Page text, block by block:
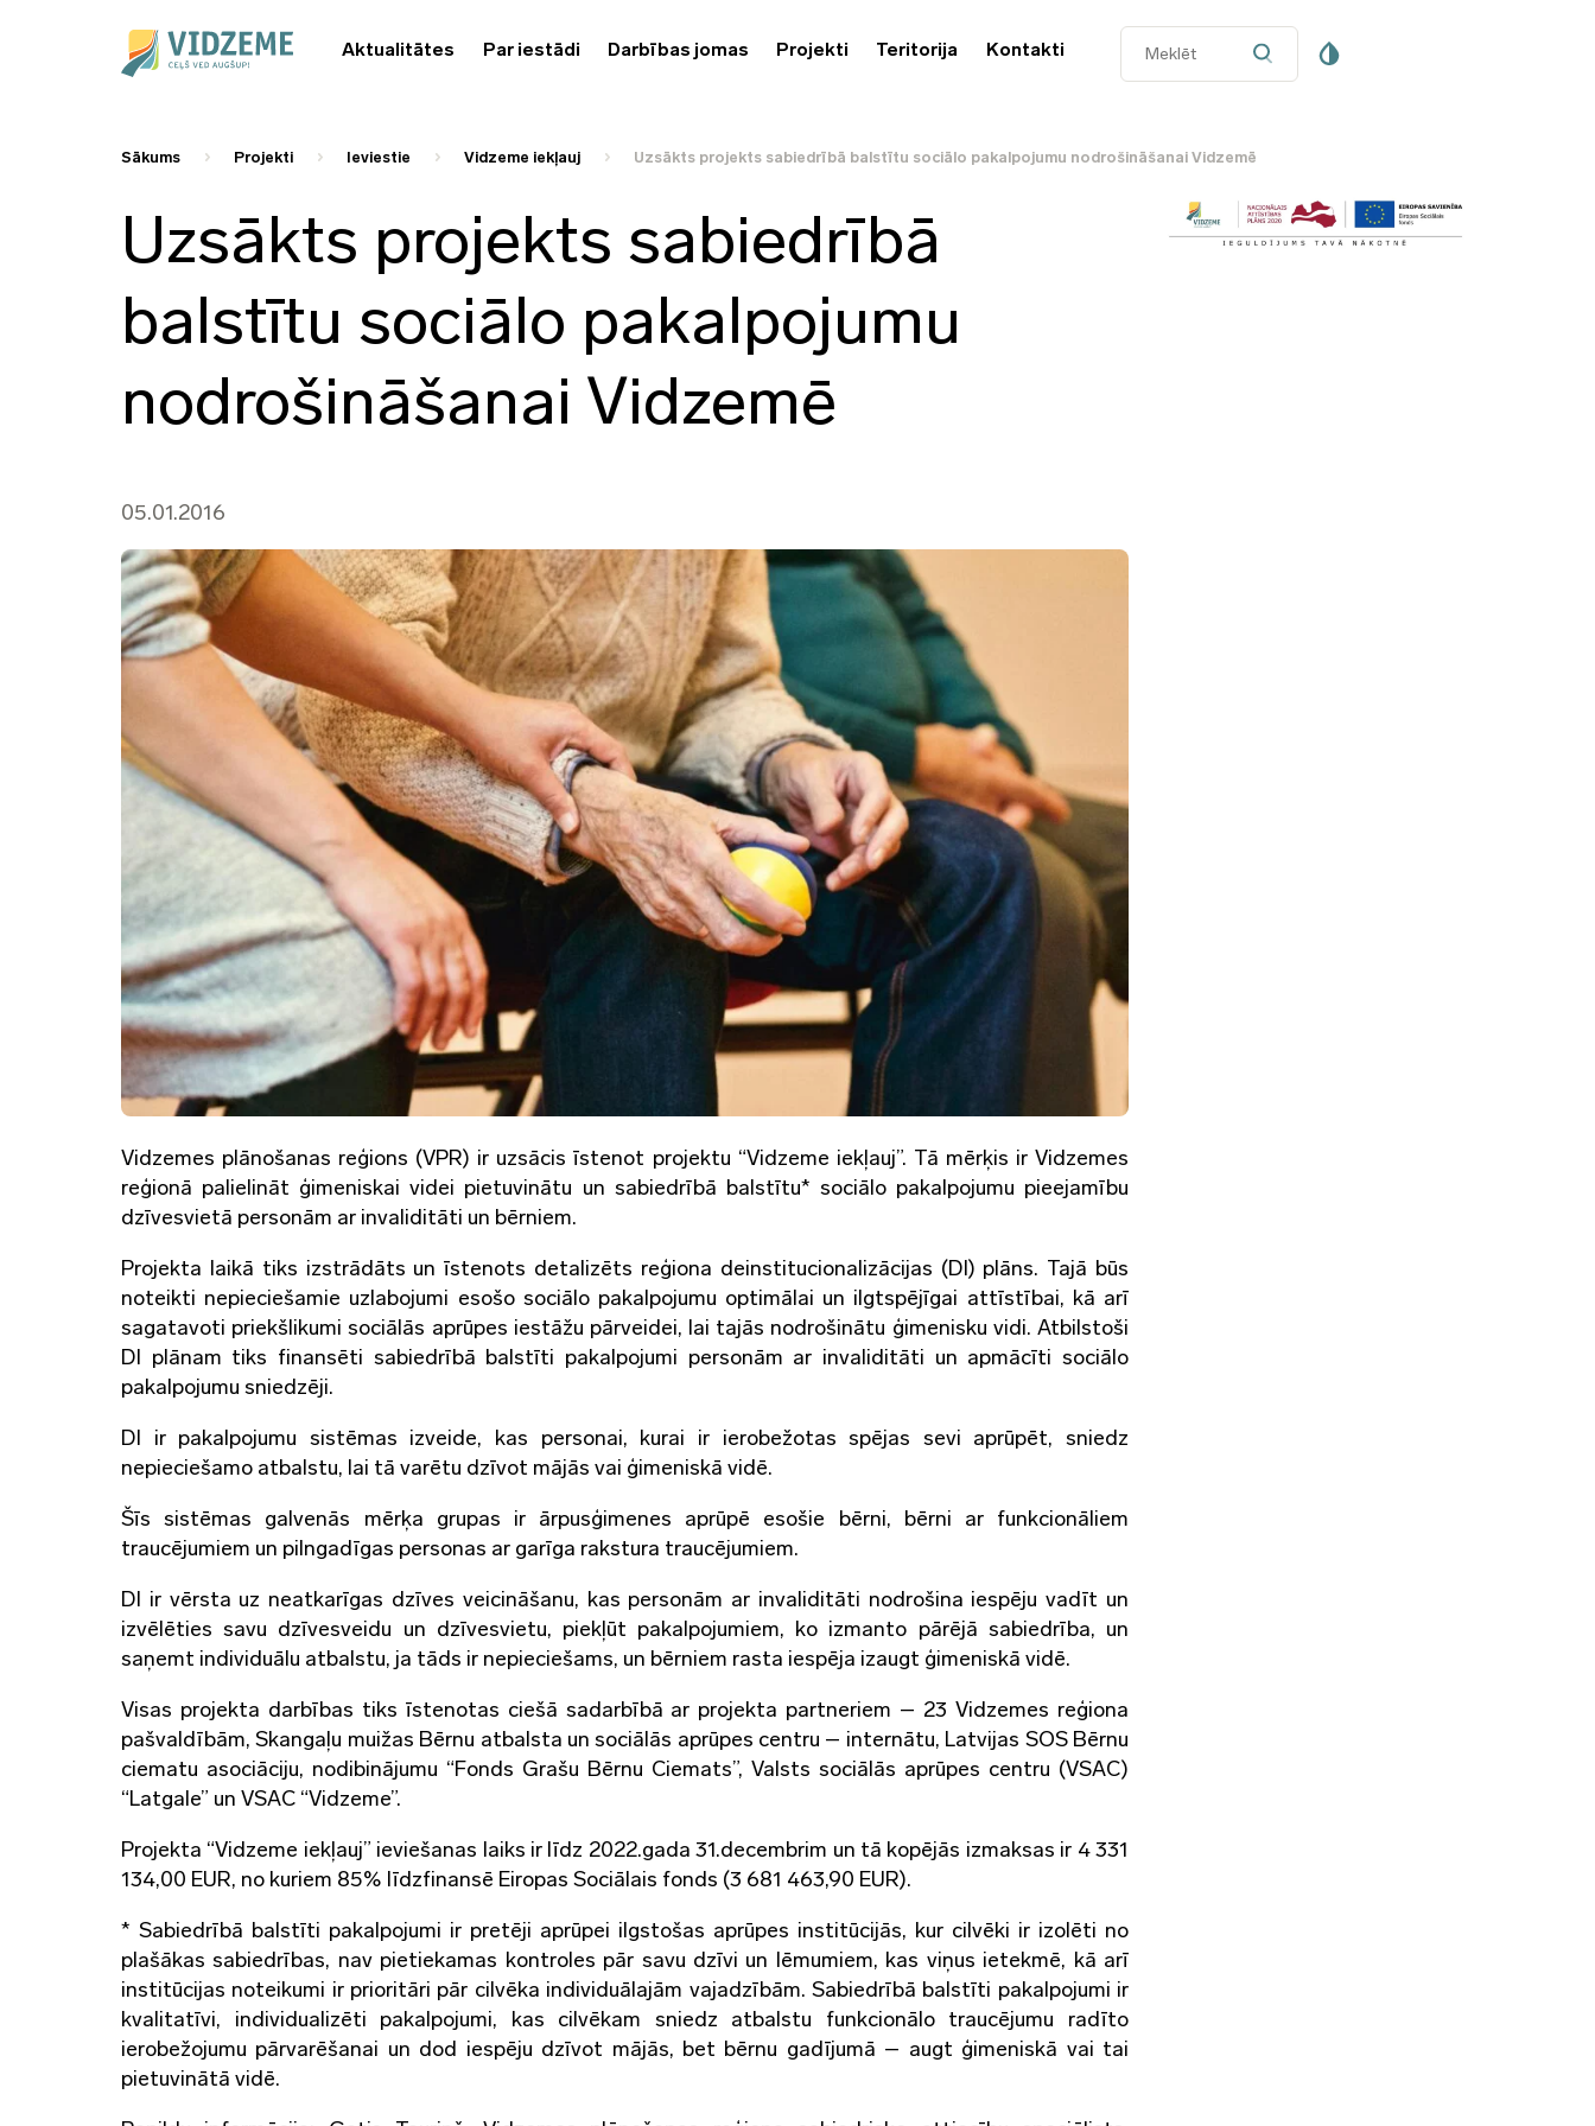
Aktualitātes Par iestādi Darbības jomas Projekti Teritorija Kontakti
Sākums Projekti Ieviestie Vidzeme iekļauj Uzsākts projekts sabiedrībā balstītu sociālo pakalpojumu nodrošināšanai Vidzemē
Uzsākts projekts sabiedrībā
balstītu sociālo pakalpojumu
nodrošināšanai Vidzemē
05.01.2016
Vidzemes plānošanas reģions (VPR) ir uzsācis īstenot projektu “Vidzeme iekļauj”. Tā mērķis ir Vidzemes
reģionā palielināt ģimeniskai videi pietuvinātu un sabiedrībā balstītu* sociālo pakalpojumu pieejamību
dzīvesvietā personām ar invaliditāti un bērniem.
Projekta laikā tiks izstrādāts un īstenots detalizēts reģiona deinstitucionalizācijas (DI) plāns. Tajā būs
noteikti nepieciešamie uzlabojumi esošo sociālo pakalpojumu optimālai un ilgtspējīgai attīstībai, kā arī
sagatavoti priekšlikumi sociālās aprūpes iestāžu pārveidei, lai tajās nodrošinātu ģimenisku vidi. Atbilstoši
DI plānam tiks finansēti sabiedrībā balstīti pakalpojumi personām ar invaliditāti un apmācīti sociālo
pakalpojumu sniedzēji.
DI ir pakalpojumu sistēmas izveide, kas personai, kurai ir ierobežotas spējas sevi aprūpēt, sniedz
nepieciešamo atbalstu, lai tā varētu dzīvot mājās vai ģimeniskā vidē.
Šīs sistēmas galvenās mērķa grupas ir ārpusģimenes aprūpē esošie bērni, bērni ar funkcionāliem
traucējumiem un pilngadīgas personas ar garīga rakstura traucējumiem.
DI ir vērsta uz neatkarīgas dzīves veicināšanu, kas personām ar invaliditāti nodrošina iespēju vadīt un
izvēlēties savu dzīvesveidu un dzīvesvietu, piekļūt pakalpojumiem, ko izmanto pārējā sabiedrība, un
saņemt individuālu atbalstu, ja tāds ir nepieciešams, un bērniem rasta iespēja izaugt ģimeniskā vidē.
Visas projekta darbības tiks īstenotas ciešā sadarbībā ar projekta partneriem – 23 Vidzemes reģiona
pašvaldībām, Skangaļu muižas Bērnu atbalsta un sociālās aprūpes centru – internātu, Latvijas SOS Bērnu
ciematu asociāciju, nodibinājumu “Fonds Grašu Bērnu Ciemats”, Valsts sociālās aprūpes centru (VSAC)
“Latgale” un VSAC “Vidzeme”.
Projekta “Vidzeme iekļauj” ieviešanas laiks ir līdz 2022.gada 31.decembrim un tā kopējās izmaksas ir 4 331
134,00 EUR, no kuriem 85% līdzfinansē Eiropas Sociālais fonds (3 681 463,90 EUR).
* Sabiedrībā balstīti pakalpojumi ir pretēji aprūpei ilgstošas aprūpes institūcijās, kur cilvēki ir izolēti no
plašākas sabiedrības, nav pietiekamas kontroles pār savu dzīvi un lēmumiem, kas viņus ietekmē, kā arī
institūcijas noteikumi ir prioritāri pār cilvēka individuālajām vajadzībām. Sabiedrībā balstīti pakalpojumi ir
kvalitatīvi, individualizēti pakalpojumi, kas cilvēkam sniedz atbalstu funkcionālo traucējumu radīto
ierobežojumu pārvarēšanai un dod iespēju dzīvot mājās, bet bērnu gadījumā – augt ģimeniskā vai tai
pietuvinātā vidē.